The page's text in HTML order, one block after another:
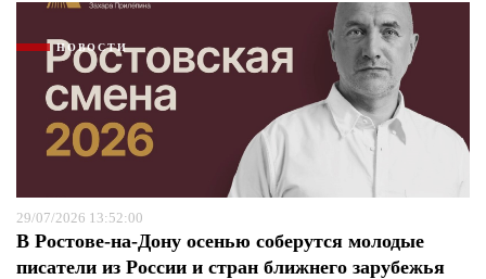
НОВОСТИ
29/07/2026 13:52:00
В Ростове-на-Дону осенью соберутся молодые
писатели из России и стран ближнего зарубежья